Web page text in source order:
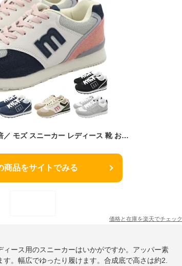
＼マラソン限定★P5倍／ モズ スニーカー レディース 靴 おしゃれ かわいい シンプル 軽量 軽い クッション スウェーデン 北欧 秋 厚底 歩きやすい 通勤 通学 疲れない 黒 ブラック グレー ネイビー ブランド ベージュ moz MZ-1335 2366
商品をサイトでみる
価格と在庫を楽天でチェック
ース用のスニーカーはいかがですか。アッパー素
。幅広でゆったり履けます。合成底で高さは約2.